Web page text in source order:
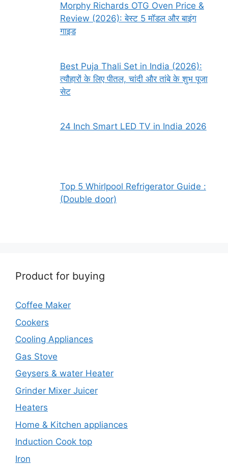
Morphy Richards OTG Oven Price &
Review (2026): बेस्ट 5 मॉडल और बाइंग
गाइड
Best Puja Thali Set in India (2026):
त्यौहारों के लिए पीतल, चांदी और तांबे के शुभ पूजा
सेट
24 Inch Smart LED TV in India 2026
Top 5 Whirlpool Refrigerator Guide :
(Double door)
Product for buying
Coffee Maker
Cookers
Cooling Appliances
Gas Stove
Geysers & water Heater
Grinder Mixer Juicer
Heaters
Home & Kitchen appliances
Induction Cook top
Iron